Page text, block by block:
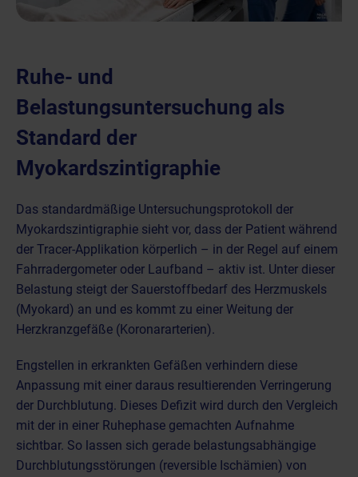
Ruhe- und
Belastungsuntersuchung als
Standard der
Myokardszintigraphie
Das standardmäßige Untersuchungsprotokoll der
Myokardszintigraphie sieht vor, dass der Patient während
der Tracer-Applikation körperlich – in der Regel auf einem
Fahrradergometer oder Laufband – aktiv ist. Unter dieser
Belastung steigt der Sauerstoffbedarf des Herzmuskels
(Myokard) an und es kommt zu einer Weitung der
Herzkranzgefäße (Koronararterien).
Engstellen in erkrankten Gefäßen verhindern diese
Anpassung mit einer daraus resultierenden Verringerung
der Durchblutung. Dieses Defizit wird durch den Vergleich
mit der in einer Ruhephase gemachten Aufnahme
sichtbar. So lassen sich gerade belastungsabhängige
Durchblutungsstörungen (reversible Ischämien) von